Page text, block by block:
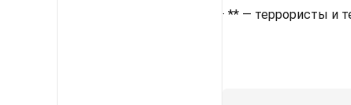
· ** — террористы и